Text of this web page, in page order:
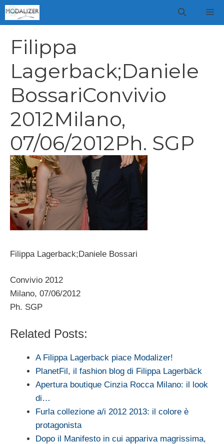
Vai
al
Filippa
Lagerback;Daniele
BossariConvivio
2012Milano,
07/06/2012Ph. SGP
Filippa Lagerback;Daniele Bossari
Convivio 2012
Milano, 07/06/2012
Ph. SGP
Related Posts:
A Filippa Lagerback piace Modalizer!
PlanetFil, il fashion blog di Filippa Lagerbäck
Apertura boutique Cinzia Rocca Milano: il look
di…
Furla collezione a/i 2012 2013: il colore è
protagonista
Dopo il Manifesto in cui appariva magrissima,